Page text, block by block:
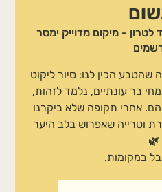
לטרון - מיקום מדוייק ימסר
שהטבע הכין לנו: סיור ליקוט
בר עונתיים, נלמד לזהות,
אחרי תקופה שלא ביקרנו
וטרייה שאפרוש בלב היער
במקומות.